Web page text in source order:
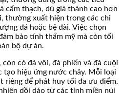
cẩm thạch, dù giá thành cao hơn
thường xuất hiện trong các chi
đá hoặc bệ đài. Việc chọn
bảo tính thẩm mỹ mà còn tối
bộ dự án.
còn có đá vôi, đá phiến và đá cuội
tạo hiệu ứng nước chảy. Mỗi loại
riêng để phát huy tối đa ưu điểm.
dồi dào từ các tỉnh miền núi